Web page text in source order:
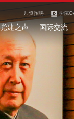
师资招聘 学院
党建之声 国际交流